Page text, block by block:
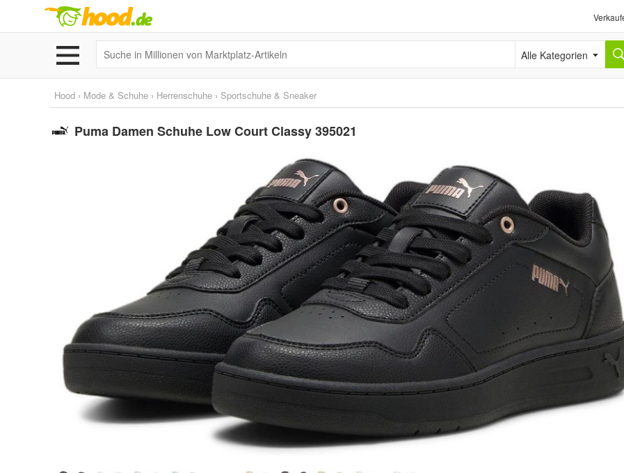
Alle Kategorien
Hood › Mode & Schuhe › Herrenschuhe › Sportschuhe & Sneaker
Puma Damen Schuhe Low Court Classy 395021